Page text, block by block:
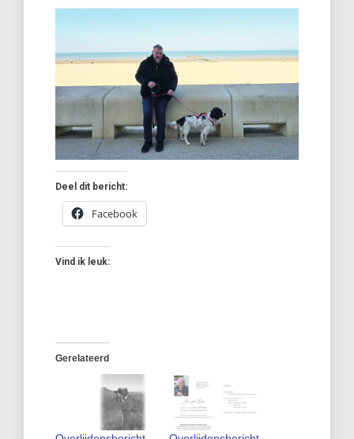
Deel dit bericht:
Facebook
Vind ik leuk:
Gerelateerd